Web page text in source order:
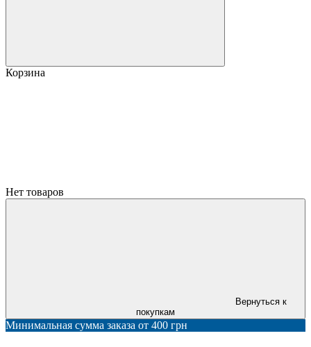
Корзина
Нет товаров
Вернуться к
покупкам
Минимальная сумма заказа от 400 грн